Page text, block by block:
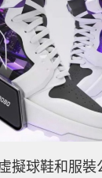
擬球鞋和服裝